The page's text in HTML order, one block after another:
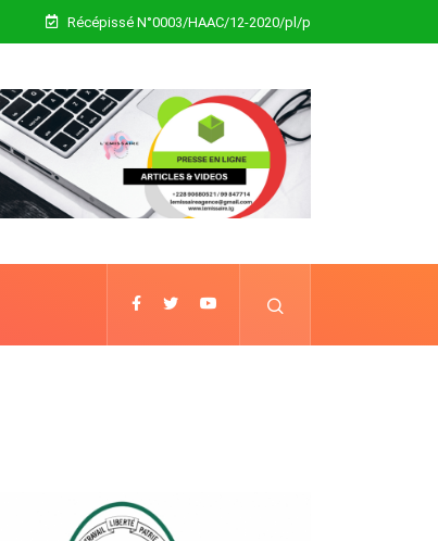
Récépissé N°0003/HAAC/12-2020/pl/p